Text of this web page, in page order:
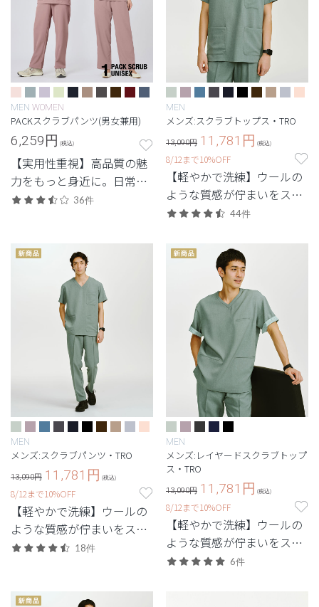
MEN WOMEN
PACKスクラブパンツ(男女兼用)
6,259円 (税込)
【実用性重視】高品質の魅
力をもっと身近に。日常使
いしやすいエントリーモデ
36件
MEN
メンズ:スクラブトップス・TRO
13,090円 11,781 円 (税込)
8/12まで10%OFF
【軽やかで洗練】ウールの
ような質感が佇まいをスマ
ートに引き立てる定番シリ
44件
MEN
メンズ:スクラブパンツ・TRO
13,090円 11,781 円 (税込)
8/12まで10%OFF
【軽やかで洗練】ウールの
ような質感が佇まいをスマ
ートに引き立てる定番シリ
18件
MEN
メンズ:レイヤードスクラブトップ
ス・TRO
13,090円 11,781 円 (税込)
8/12まで10%OFF
【軽やかで洗練】ウールの
ような質感が佇まいをスマ
ートに引き立てる定番シリ
6件